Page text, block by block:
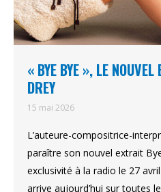
« BYE BYE », LE NOUVEL
DREY
15 mai 2026
L’auteure-compositrice-
paraître son nouvel extrait
exclusivité à la radio le 27
arrive aujourd’hui sur toutes